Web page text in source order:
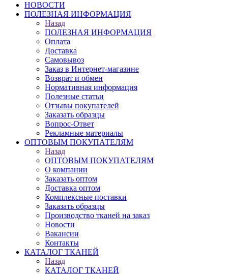
НОВОСТИ
ПОЛЕЗНАЯ ИНФОРМАЦИЯ
Назад
ПОЛЕЗНАЯ ИНФОРМАЦИЯ
Оплата
Доставка
Самовывоз
Заказ в Интернет-магазине
Возврат и обмен
Нормативная информация
Полезные статьи
Отзывы покупателей
Заказать образцы
Вопрос-Ответ
Рекламные материалы
ОПТОВЫМ ПОКУПАТЕЛЯМ
Назад
ОПТОВЫМ ПОКУПАТЕЛЯМ
О компании
Заказать оптом
Доставка оптом
Комплексные поставки
Заказать образцы
Производство тканей на заказ
Новости
Вакансии
Контакты
КАТАЛОГ ТКАНЕЙ
Назад
КАТАЛОГ ТКАНЕЙ